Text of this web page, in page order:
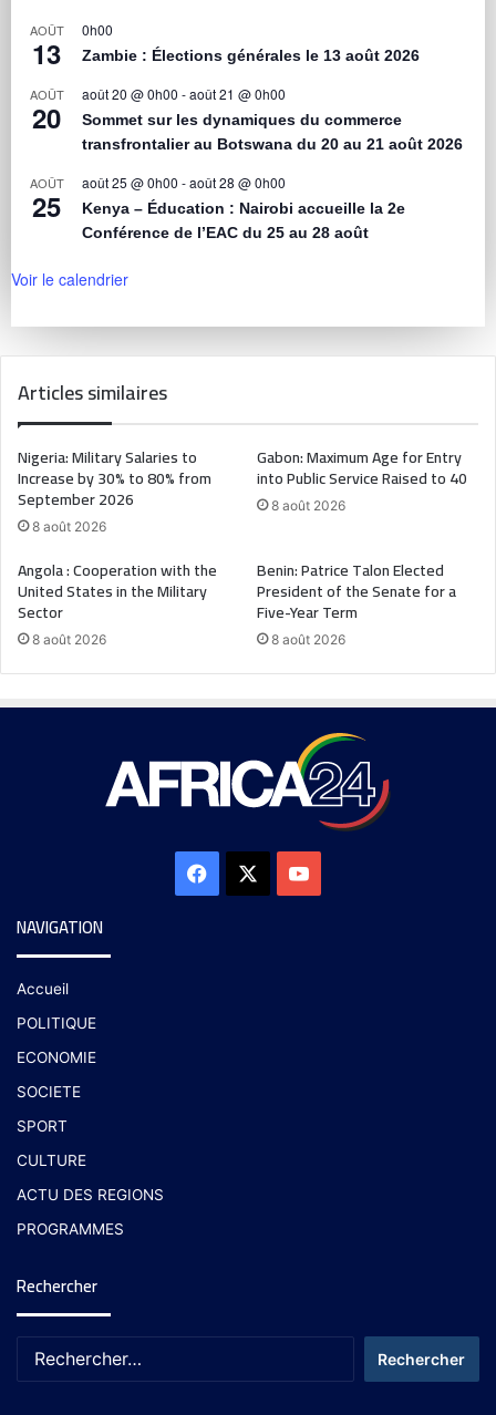
AOÛT
13
0h00
Zambie : Élections générales le 13 août 2026
AOÛT
20
août 20 @ 0h00 -août 21 @ 0h00
Sommet sur les dynamiques du commerce
transfrontalier au Botswana du 20 au 21 août 2026
AOÛT
25
août 25 @ 0h00 -août 28 @ 0h00
Kenya – Éducation : Nairobi accueille la 2e
Conférence de l’EAC du 25 au 28 août
Voir le calendrier
Articles similaires
Nigeria: Military Salaries to
Increase by 30% to 80% from
September 2026
8 août 2026
Gabon: Maximum Age for Entry
into Public Service Raised to 40
8 août 2026
Angola : Cooperation with the
United States in the Military
Sector
8 août 2026
Benin: Patrice Talon Elected
President of the Senate for a
Five-Year Term
8 août 2026
NAVIGATION
Accueil
POLITIQUE
ECONOMIE
SOCIETE
SPORT
CULTURE
ACTU DES REGIONS
PROGRAMMES
Rechercher